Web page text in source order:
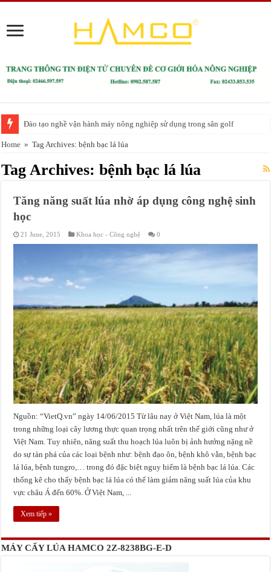
Đào tạo nghề vận hành máy nông nghiệp sử dụng trong sân golf
Home » Tag Archives: bệnh bạc lá lúa
Tag Archives:bệnh bạc lá lúa
Tăng năng suất lúa nhờ áp dụng công nghệ sinh
học
21 June, 2015 Khoa học - Công nghệ 0
Nguồn: “VietQ.vn” ngày 14/06/2015 Từ lâu nay ở Việt Nam, lúa là một
trong những loại cây lương thực quan trọng nhất trên thế giới cũng như ở
Việt Nam. Tuy nhiên, năng suất thu hoạch lúa luôn bị ảnh hưởng nặng nề
do sự tàn phá của các loại bệnh như: bệnh đạo ôn, bệnh khô vằn, bệnh bạc
lá lúa, bệnh tungro,… trong đó đặc biệt nguy hiểm là bệnh bạc lá lúa. Các
thống kê cho thấy bệnh bạc lá lúa có thể làm giảm năng suất lúa của khu
vực châu Á đến 60%. Ở Việt Nam, ...
Xem tiếp »
MÁY CẤY LÚA HAMCO 2Z-8238BG-E-D